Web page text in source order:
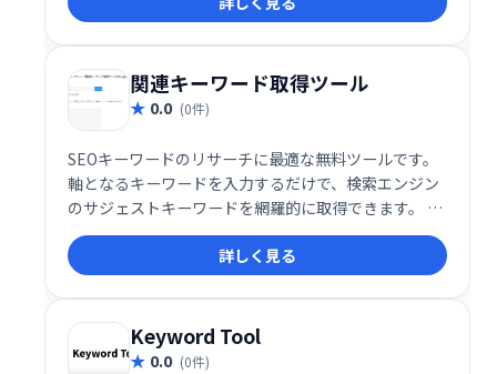
関連キーワード取得ツール
0.0 (0件)
SEOキーワードのリサーチに最適な無料ツールです。
軸となるキーワードを入力するだけで、検索エンジン
のサジェストキーワードを網羅的に取得できます。 効
率的なキーワード選定を実現し、SEO対策を強力にサ
ポートします。 無料で利用できるので、まずはお気軽
にお試しください。 多くのキーワード候補から最適な
ものを選び、ウェブサイトの集客アップを目指しまし
ょう。
詳しく見る
Keyword Tool
0.0 (0件)